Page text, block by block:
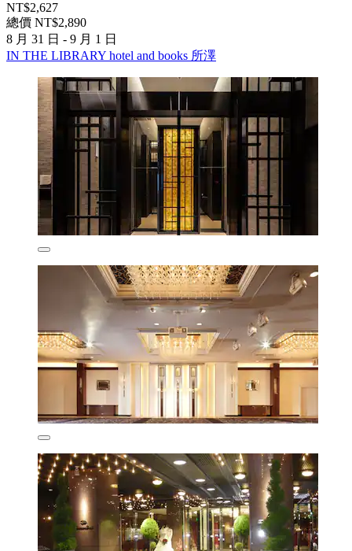
NT$2,627
總價 NT$2,890
8 月 31 日 - 9 月 1 日
IN THE LIBRARY hotel and books 所澤